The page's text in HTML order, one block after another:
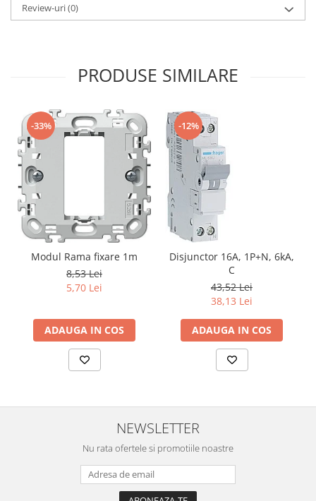
Review-uri(0)
PRODUSE SIMILARE
-33%
Modul Rama fixare 1m
8,53 Lei
5,70 Lei
ADAUGA IN COS
-12%
Disjunctor 16A, 1P+N, 6kA,
C
43,52 Lei
38,13 Lei
ADAUGA IN COS
NEWSLETTER
Nu rata ofertele si promotiile noastre